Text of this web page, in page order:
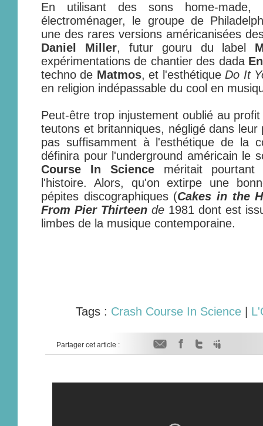
En utilisant des sons home-
électroménager, le groupe de
une des rares versions américanisées
Daniel Miller, futur gouru du label
expérimentations de chantier des dada
techno de Matmos, et l'esthétique Do It
en religion indépassable du cool en
Peut-être trop injustement oublié au
teutons et britanniques, négligé dans
pas suffisamment à l'esthétique de la
définira pour l'underground américain le
Course In Scienceméritait pourtant
l'histoire. Alors, qu'on extirpe une
pépites discographiques (Cakes in the
From Pier Thirteen de 1981 dont est
limbes de la musique contemporaine.
Tags : Crash Course In Science
Partager cet article :